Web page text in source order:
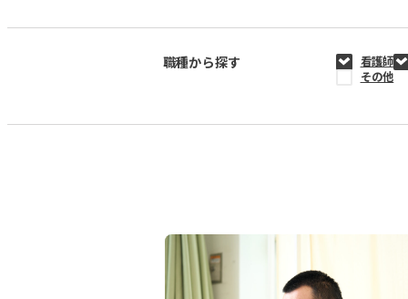
職種から探す
看護師
その他